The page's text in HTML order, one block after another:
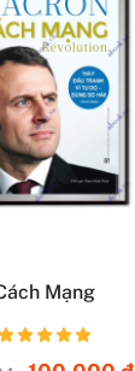
Mạng